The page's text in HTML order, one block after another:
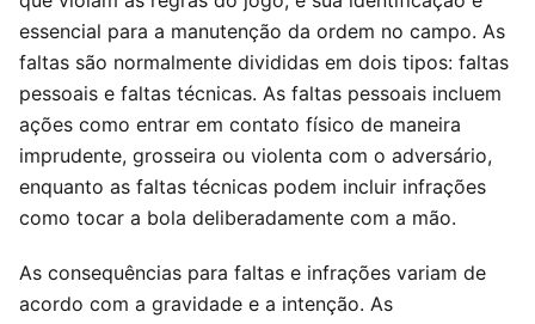
essencial para a manutenção da ordem no campo. As
faltas são normalmente divididas em dois tipos: faltas
pessoais e faltas técnicas. As faltas pessoais incluem
ações como entrar em contato físico de maneira
imprudente, grosseira ou violenta com o adversário,
enquanto as faltas técnicas podem incluir infrações
como tocar a bola deliberadamente com a mão.
As consequências para faltas e infrações variam de
acordo com a gravidade e a intenção. As